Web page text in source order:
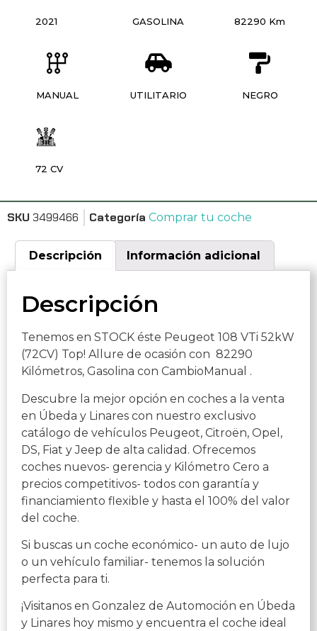
2021 GASOLINA 82290 Km
MANUAL UTILITARIO NEGRO
72 CV
SKU 3499466 Categoría Comprar tu coche
Descripción Información adicional
Descripción
Tenemos en STOCK éste Peugeot 108 VTi 52kW
(72CV) Top! Allure de ocasión con 82290
Kilómetros, Gasolina con CambioManual .
Descubre la mejor opción en coches a la venta
en Úbeda y Linares con nuestro exclusivo
catálogo de vehículos Peugeot, Citroën, Opel,
DS, Fiat y Jeep de alta calidad. Ofrecemos
coches nuevos- gerencia y Kilómetro Cero a
precios competitivos- todos con garantía y
financiamiento flexible y hasta el 100% del valor
del coche.
Si buscas un coche económico- un auto de lujo
o un vehículo familiar- tenemos la solución
perfecta para ti.
¡Visitanos en Gonzalez de Automoción en Úbeda
y Linares hoy mismo y encuentra el coche ideal